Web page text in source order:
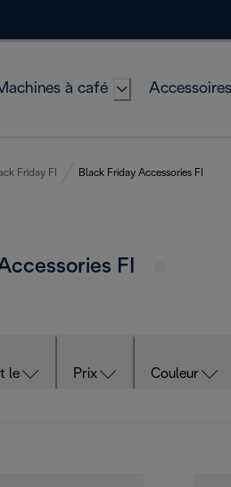
à café Accessoires
Friday FI Black Friday Accessories FI
FI
le Prix Couleur